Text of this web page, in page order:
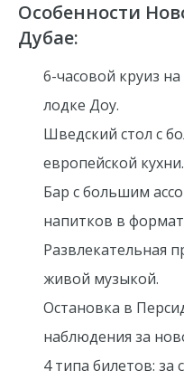
Особенности
Дубае:
6-часовой круиз
лодке Доу.
Шведский стол с
европейской кухни.
Бар с большим
напитков в
Развлекательная
живой музыкой.
Остановка в
наблюдения за
4 типа билетов: за